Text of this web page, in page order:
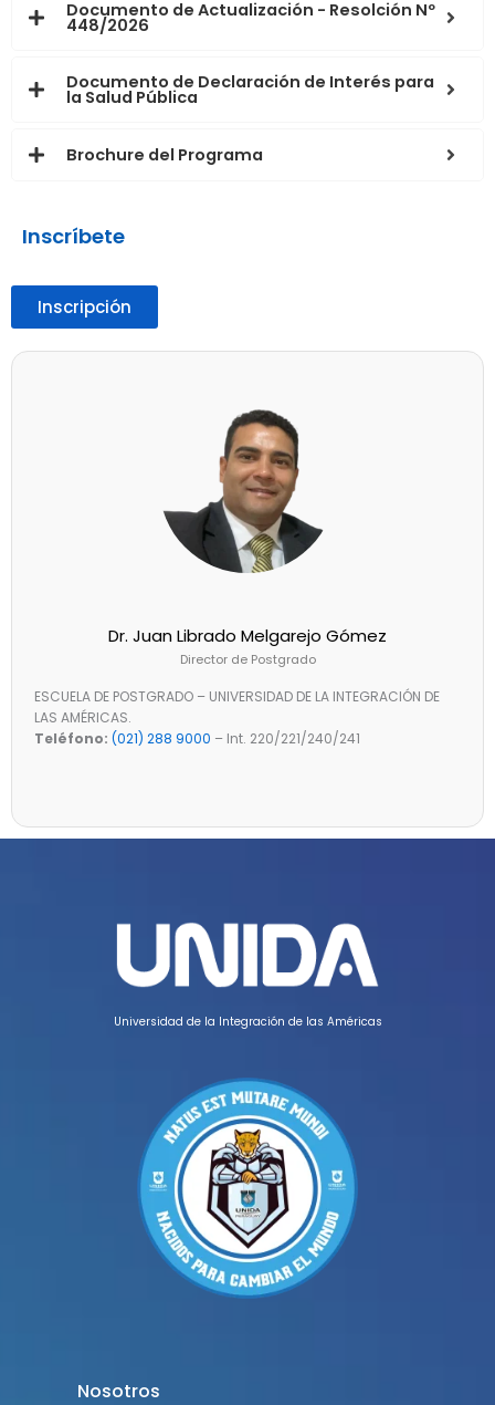
Documento de Actualización - Resolción Nº
448/2026
Documento de Declaración de Interés para
la Salud Pública
Brochure del Programa
Inscríbete
Inscripción
Dr. Juan Librado Melgarejo Gómez
Director de Postgrado
ESCUELA DE POSTGRADO – UNIVERSIDAD DE LA INTEGRACIÓN DE
LAS AMÉRICAS.
Teléfono: (021) 288 9000 – Int. 220/221/240/241
Universidad de la Integración de las Américas
Nosotros